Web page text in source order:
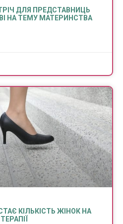
ДЛЯ ПРЕДСТАВНИЦЬ
НА ТЕМУ МАТЕРИНСТВА
КІЛЬКІСТЬ ЖІНОК НА